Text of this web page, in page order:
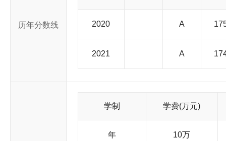
提升学校的学术地位和社会声誉。学校正努力建设文理交融、
汽车城内。 同济大学研究生院简介 同济大学一贯重视研
学、管理学等 9 个学科门类。其中土木工程、建筑学、交通运
既设科学学位，又设工商管理、行政管理、建筑学、临床医学
历年分数线 2020 A
2021 A
学制 学费(万元)
年 10万